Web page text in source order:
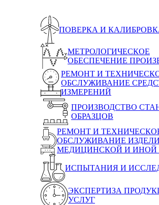
ПОВЕРКА И
МЕТРОЛОГИЧЕСКОЕ
ОБЕСПЕЧЕНИЕ
РЕМОНТ И
ОБСЛУЖИВАНИЕ
ИЗМЕРЕНИЙ
ПРОИЗВОДСТВО
ОБРАЗЦОВ
РЕМОНТ И
ОБСЛУЖИВАНИЕ
МЕДИЦИНСКОЙ И ИНОЙ
ИСПЫТАНИЯ И
ЭКСПЕРТИЗА
УСЛУГ